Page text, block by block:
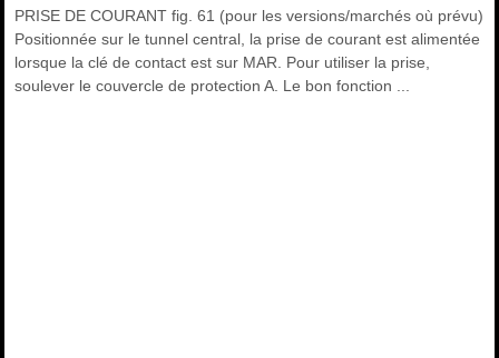
PRISE DE COURANT fig. 61 (pour les versions/marchés où prévu)
Positionnée sur le tunnel central, la prise de courant est alimentée
lorsque la clé de contact est sur MAR. Pour utiliser la prise,
soulever le couvercle de protection A. Le bon fonction ...